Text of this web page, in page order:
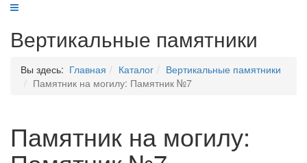
Вертикальные памятники
Вы здесь: Главная Каталог
Вертикальные памятники
Памятник на могилу: Памятник №7
Памятник на могилу: